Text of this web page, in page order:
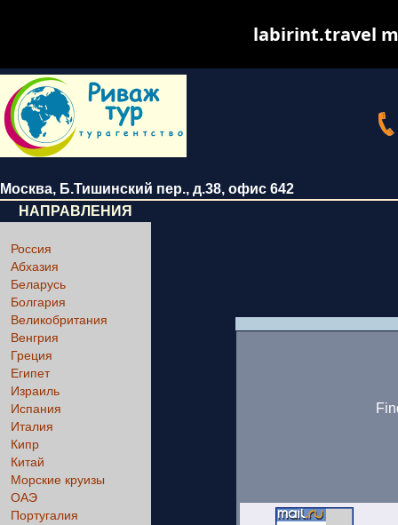
Москва, Б.Тишинский пер., д.38, офис 642
НАПРАВЛЕНИЯ
Россия
Абхазия
Беларусь
Болгария
Великобритания
Венгрия
Греция
Египет
Израиль
Испания
Италия
Кипр
Китай
Морские круизы
ОАЭ
Португалия
labirint.travel